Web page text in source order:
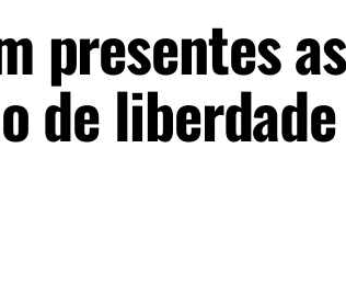
presentes
de